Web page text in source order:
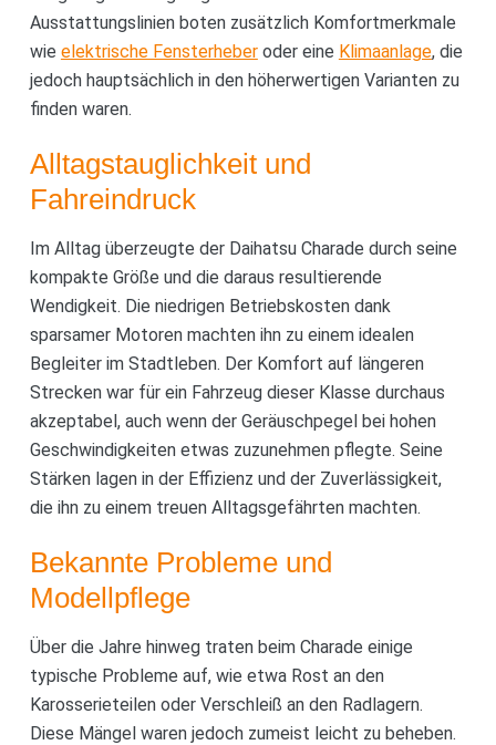
Ausstattungslinien boten zusätzlich Komfortmerkmale
wie elektrische Fensterheberoder eine Klimaanlage, die
jedoch hauptsächlich in den höherwertigen Varianten zu
finden waren.
Alltagstauglichkeit und
Fahreindruck
Im Alltag überzeugte der Daihatsu Charade durch seine
kompakte Größe und die daraus resultierende
Wendigkeit. Die niedrigen Betriebskosten dank
sparsamer Motoren machten ihn zu einem idealen
Begleiter im Stadtleben. Der Komfort auf längeren
Strecken war für ein Fahrzeug dieser Klasse durchaus
akzeptabel, auch wenn der Geräuschpegel bei hohen
Geschwindigkeiten etwas zuzunehmen pflegte. Seine
Stärken lagen in der Effizienz und der Zuverlässigkeit,
die ihn zu einem treuen Alltagsgefährten machten.
Bekannte Probleme und
Modellpflege
Über die Jahre hinweg traten beim Charade einige
typische Probleme auf, wie etwa Rost an den
Karosserieteilen oder Verschleiß an den Radlagern.
Diese Mängel waren jedoch zumeist leicht zu beheben.